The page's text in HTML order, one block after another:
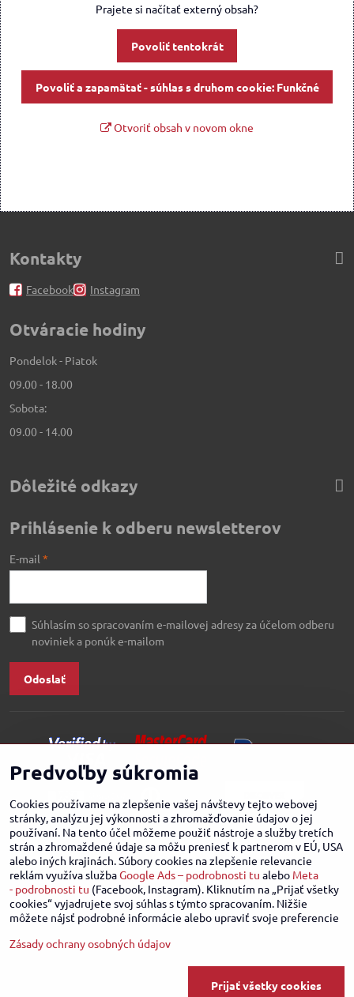
Prajete si načítať externý obsah?
Povoliť tentokrát
Povoliť a zapamätať - súhlas s druhom cookie: Funkčné
Otvoriť obsah v novom okne
Kontakty
Facebook Instagram
Otváracie hodiny
Pondelok - Piatok
09.00 - 18.00
Sobota:
09.00 - 14.00
Dôležité odkazy
Prihlásenie k odberu newsletterov
E-mail *
Súhlasím so spracovaním e-mailovej adresy za účelom odberu
noviniek a ponúk e-mailom
Odoslať
Zásady ochrany osobných údajov
Predvoľby súkromia
Cookies používame na zlepšenie vašej návštevy tejto webovej
stránky, analýzu jej výkonnosti a zhromažďovanie údajov o jej
používaní. Na tento účel môžeme použiť nástroje a služby tretích
strán a zhromaždené údaje sa môžu preniesť k partnerom v EÚ, USA
alebo iných krajinách. Súbory cookies na zlepšenie relevancie
reklám využíva službaGoogle Ads – podrobnosti tu alebo Meta
- podrobnosti tu (Facebook, Instagram). Kliknutím na „Prijať všetky
cookies“ vyjadrujete svoj súhlas s týmto spracovaním. Nižšie
môžete nájsť podrobné informácie alebo upraviť svoje preferencie
Zásady ochrany osobných údajov
Prijať všetky cookies